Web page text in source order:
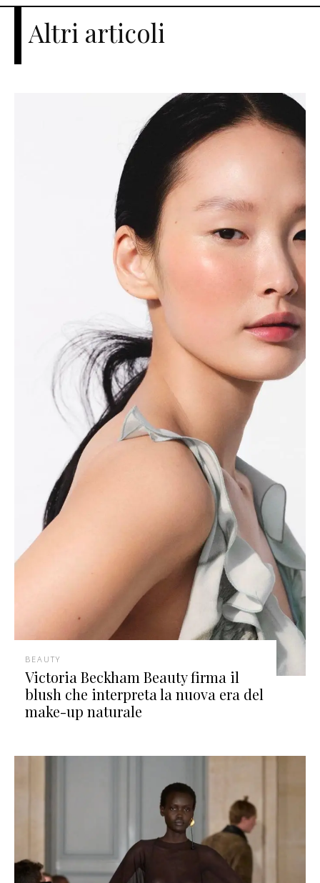
Altri articoli
BEAUTY
Victoria Beckham Beauty firma il
blush che interpreta la nuova era del
make-up naturale